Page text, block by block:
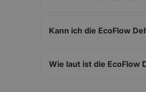
Kann ich die EcoFlow
Wie laut ist die EcoFlow